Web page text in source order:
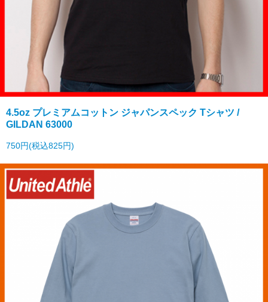
4.5oz プレミアムコットン ジャパンスペック Tシャツ /
GILDAN 63000
750円(税込825円)